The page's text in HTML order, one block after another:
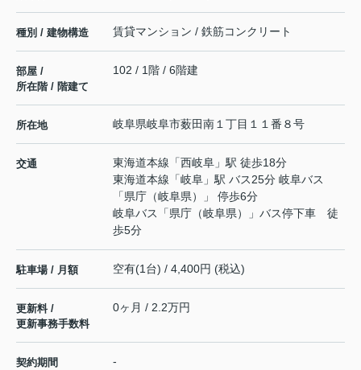
種別 / 建物構造 賃貸マンション / 鉄筋コンクリート
部屋 /
所在階 / 階建て
102 / 1階 / 6階建
所在地 岐阜県岐阜市薮田南 １丁目１１番８号
交通 東海道本線 「西岐阜 」駅 徒歩18分
東海道本線 「岐阜 」駅 バス25分 岐阜バス
「県庁（岐阜県）」 停歩6分
岐阜バス「県庁（岐阜県）」バス停下車 徒
歩5分
駐車場 / 月額 空有(1台) / 4,400円 (税込)
更新料 /
更新事務手数料
0ヶ月 / 2.2万円
契約期間 -